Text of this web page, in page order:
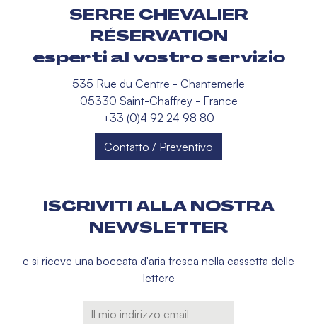
SERRE CHEVALIER
RÉSERVATION
esperti al vostro servizio
535 Rue du Centre - Chantemerle
05330 Saint-Chaffrey - France
+33 (0)4 92 24 98 80
Contatto / Preventivo
ISCRIVITI ALLA NOSTRA
NEWSLETTER
e si riceve una boccata d'aria fresca nella cassetta delle
lettere